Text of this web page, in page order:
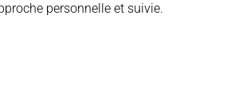
personnelle et suivie.